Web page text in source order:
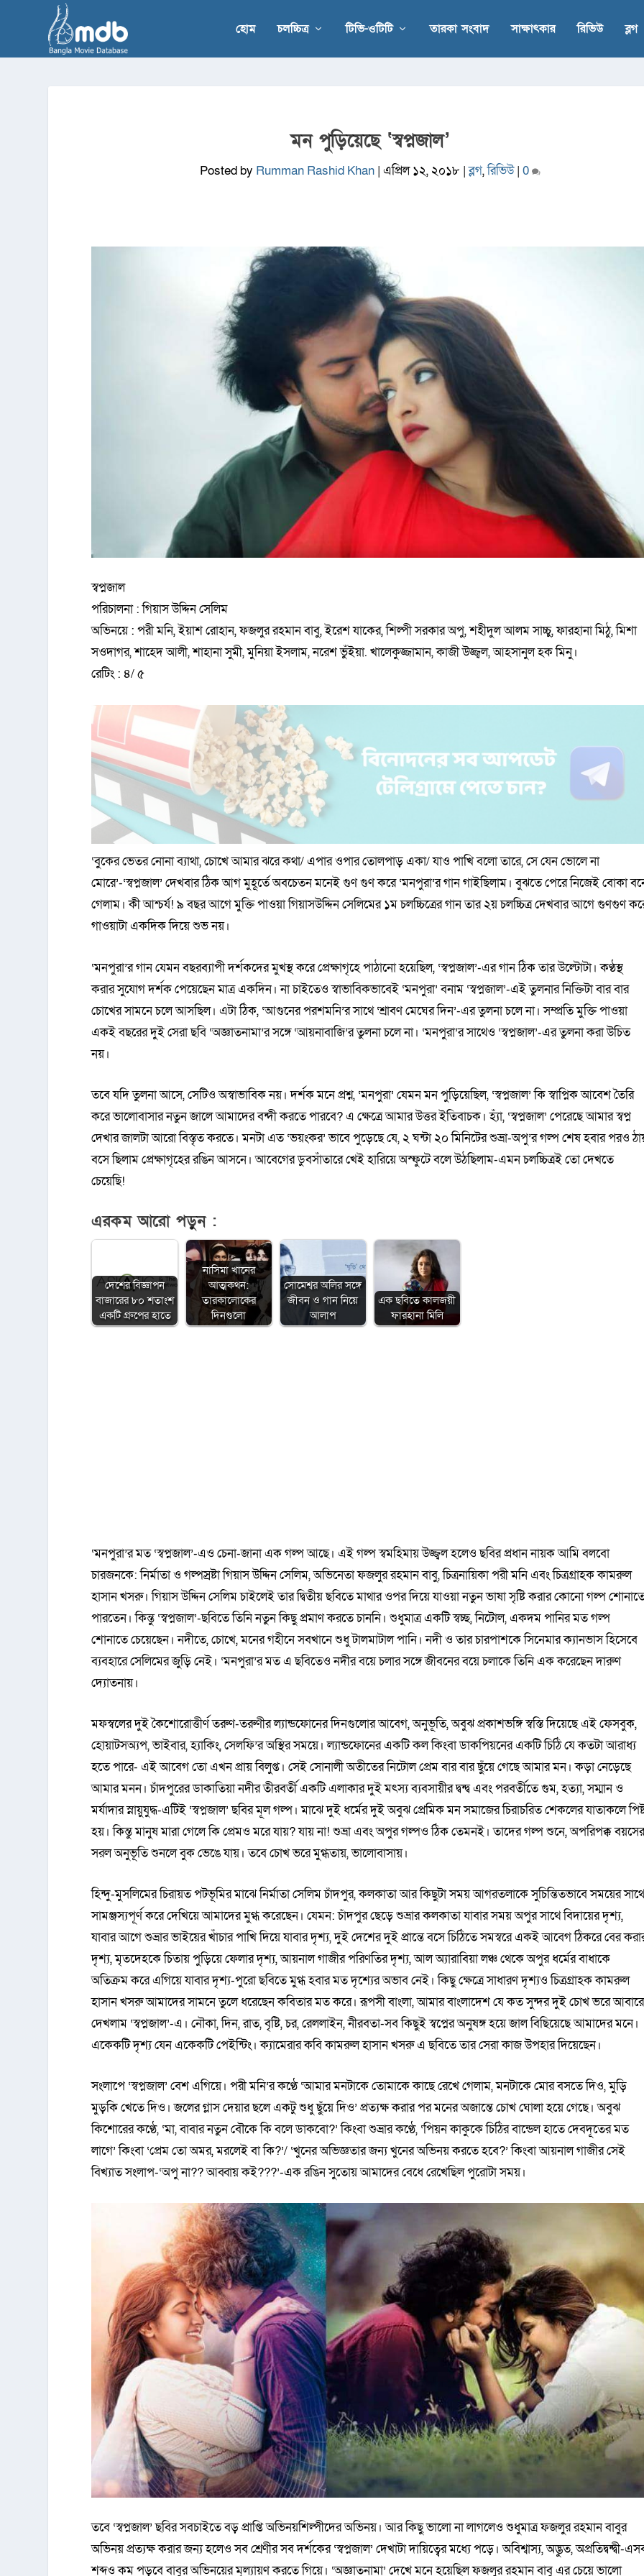
হোম চলচ্চিত্র টিভি-ওটিটি তারকা সংবাদ সাক্ষাৎকার রিভিউ ব্লগ
মন পুড়িয়েছে ‘স্বপ্নজাল’
Posted by Rumman Rashid Khan| এপ্রিল ১২, ২০১৮ |ব্লগ,রিভিউ| 0
স্বপ্নজাল
পরিচালনা : গিয়াস উদ্দিন সেলিম
অভিনয়ে : পরী মনি, ইয়াশ রোহান, ফজলুর রহমান বাবু, ইরেশ যাকের, শিল্পী সরকার অপু, শহীদুল আলম সাচ্চু, ফারহানা মিঠু, মিশা
সওদাগর, শাহেদ আলী, শাহানা সুমী, মুনিয়া ইসলাম, নরেশ ভুঁইয়া. খালেকুজ্জামান, কাজী উজ্জ্বল, আহসানুল হক মিনু।
রেটিং : ৪/ ৫
‘বুকের ভেতর নোনা ব্যাথা, চোখে আমার ঝরে কথা/ এপার ওপার তোলপাড় একা/ যাও পাখি বলো তারে, সে যেন ভোলে না
মোরে’-‘স্বপ্নজাল’ দেখবার ঠিক আগ মুহূর্তে অবচেতন মনেই গুণ গুণ করে ‘মনপুরা’র গান গাইছিলাম। বুঝতে পেরে নিজেই বোকা
গেলাম। কী আশ্চর্য! ৯ বছর আগে মুক্তি পাওয়া গিয়াসউদ্দিন সেলিমের ১ম চলচ্চিত্রের গান তার ২য় চলচ্চিত্র দেখবার আগে গুণগুণ
গাওয়াটা একদিক দিয়ে শুভ নয়।
‘মনপুরা’র গান যেমন বছরব্যাপী দর্শকদের মুখস্থ করে প্রেক্ষাগৃহে পাঠানো হয়েছিল, ‘স্বপ্নজাল’-এর গান ঠিক তার উল্টোটা। কণ্ঠস্থ
করার সুযোগ দর্শক পেয়েছেন মাত্র একদিন। না চাইতেও স্বাভাবিকভাবেই ‘মনপুরা’ বনাম ‘স্বপ্নজাল’-এই তুলনার নিক্তিটা বার বার
চোখের সামনে চলে আসছিল। এটা ঠিক, ‘আগুনের পরশমনি’র সাথে ‘শ্রাবণ মেঘের দিন’-এর তুলনা চলে না। সম্প্রতি মুক্তি পাওয়া
একই বছরের দুই সেরা ছবি ‘অজ্ঞাতনামা’র সঙ্গে ‘আয়নাবাজি’র তুলনা চলে না। ‘মনপুরা’র সাথেও ‘স্বপ্নজাল’-এর তুলনা করা উচিত
নয়।
তবে যদি তুলনা আসে, সেটিও অস্বাভাবিক নয়। দর্শক মনে প্রশ্ন, ‘মনপুরা’ যেমন মন পুড়িয়েছিল, ‘স্বপ্নজাল’ কি স্বাপ্নিক আবেশ তৈরি
করে ভালোবাসার নতুন জালে আমাদের বন্দী করতে পারবে? এ ক্ষেত্রে আমার উত্তর ইতিবাচক। হ্যাঁ, ‘স্বপ্নজাল’ পেরেছে আমার স্বপ্ন
দেখার জালটা আরো বিস্তৃত করতে। মনটা এত ‘ভয়ংকর’ ভাবে পুড়েছে যে, ২ ঘন্টা ২০ মিনিটের শুভ্রা-অপু’র গল্প শেষ হবার পরও
বসে ছিলাম প্রেক্ষাগৃহের রঙিন আসনে। আবেগের ডুবসাঁতারে খেই হারিয়ে অস্ফুটে বলে উঠছিলাম-এমন চলচ্চিত্রই তো দেখতে
চেয়েছি!
এরকম আরো পড়ুন :
দেশের বিজ্ঞাপন
বাজারের ৮০ শতাংশ
একটি গ্রুপের হাতে
নাসিমা খানের
আত্মকথন:
তারকালোকের
দিনগুলো
সোমেশ্বর অলির সঙ্গে
জীবন ও গান নিয়ে
আলাপ
এক ছবিতে কালজয়ী
ফারহানা মিলি
‘মনপুরা’র মত ‘স্বপ্নজাল’-এও চেনা-জানা এক গল্প আছে। এই গল্প স্বমহিমায় উজ্জ্বল হলেও ছবির প্রধান নায়ক আমি বলবো
চারজনকে: নির্মাতা ও গল্পস্রষ্টা গিয়াস উদ্দিন সেলিম, অভিনেতা ফজলুর রহমান বাবু, চিত্রনায়িকা পরী মনি এবং চিত্রগ্রাহক কামরুল
হাসান খসরু। গিয়াস উদ্দিন সেলিম চাইলেই তার দ্বিতীয় ছবিতে মাথার ওপর দিয়ে যাওয়া নতুন ভাষা সৃষ্টি করার কোনো গল্প
পারতেন। কিন্তু ‘স্বপ্নজাল’-ছবিতে তিনি নতুন কিছু প্রমাণ করতে চাননি। শুধুমাত্র একটি স্বচ্ছ, নিটোল, একদম পানির মত গল্প
শোনাতে চেয়েছেন। নদীতে, চোখে, মনের গহীনে সবখানে শুধু টালমাটাল পানি। নদী ও তার চারপাশকে সিনেমার ক্যানভাস হিসেবে
ব্যবহারে সেলিমের জুড়ি নেই। ‘মনপুরা’র মত এ ছবিতেও নদীর বয়ে চলার সঙ্গে জীবনের বয়ে চলাকে তিনি এক করেছেন দারুণ
দ্যোতনায়।
মফস্বলের দুই কৈশোরোত্তীর্ণ তরুণ-তরুণীর ল্যান্ডফোনের দিনগুলোর আবেগ, অনুভূতি, অবুঝ প্রকাশভঙ্গি স্বস্তি দিয়েছে এই ফেসবুক,
হোয়াটসঅ্যপ, ভাইবার, হ্যাকিং, সেলফি’র অস্থির সময়ে। ল্যান্ডফোনের একটি কল কিংবা ডাকপিয়নের একটি চিঠি যে কতটা আরাধ্য
হতে পারে- এই আবেগ তো এখন প্রায় বিলুপ্ত। সেই সোনালী অতীতের নিটোল প্রেম বার বার ছুঁয়ে গেছে আমার মন। কড়া নেড়েছে
আমার মনন। চাঁদপুরের ডাকাতিয়া নদীর তীরবর্তী একটি এলাকার দুই মৎস্য ব্যবসায়ীর দ্বন্দ্ব এবং পরবর্তীতে গুম, হত্যা, সম্মান ও
মর্যাদার স্নায়ুযুদ্ধ-এটিই ‘স্বপ্নজাল’ ছবির মূল গল্প। মাঝে দুই ধর্মের দুই অবুঝ প্রেমিক মন সমাজের চিরাচরিত শেকলের যাতাকলে
হয়। কিন্তু মানুষ মারা গেলে কি প্রেমও মরে যায়? যায় না! শুভ্রা এবং অপুর গল্পও ঠিক তেমনই। তাদের গল্প শুনে, অপরিপক্ক
সরল অনুভূতি শুনলে বুক ভেঙে যায়। তবে চোখ ভরে মুগ্ধতায়, ভালোবাসায়।
হিন্দু-মুসলিমের চিরায়ত পটভূমির মাঝে নির্মাতা সেলিম চাঁদপুর, কলকাতা আর কিছুটা সময় আগরতলাকে সুচিন্তিতভাবে সময়ের
সামঞ্জস্যপূর্ণ করে দেখিয়ে আমাদের মুগ্ধ করেছেন। যেমন: চাঁদপুর ছেড়ে শুভ্রার কলকাতা যাবার সময় অপুর সাথে বিদায়ের দৃশ্য,
যাবার আগে শুভ্রার ভাইয়ের খাঁচার পাখি দিয়ে যাবার দৃশ্য, দুই দেশের দুই প্রান্তে বসে চিঠিতে সমস্বরে একই আবেগ ঠিকরে বের
দৃশ্য, মৃতদেহকে চিতায় পুড়িয়ে ফেলার দৃশ্য, আয়নাল গাজীর পরিণতির দৃশ্য, আল অ্যারাবিয়া লঞ্চ থেকে অপুর ধর্মের বাধাকে
অতিক্রম করে এগিয়ে যাবার দৃশ্য-পুরো ছবিতে মুগ্ধ হবার মত দৃশ্যের অভাব নেই। কিছু ক্ষেত্রে সাধারণ দৃশ্যও চিত্রগ্রাহক কামরুল
হাসান খসরু আমাদের সামনে তুলে ধরেছেন কবিতার মত করে। রূপসী বাংলা, আমার বাংলাদেশ যে কত সুন্দর দুই চোখ ভরে
দেখলাম ‘স্বপ্নজাল’-এ। নৌকা, দিন, রাত, বৃষ্টি, চর, রেললাইন, নীরবতা-সব কিছুই স্বপ্নের অনুষঙ্গ হয়ে জাল বিছিয়েছে আমাদের মনে।
একেকটি দৃশ্য যেন একেকটি পেইন্টিং। ক্যামেরার কবি কামরুল হাসান খসরু এ ছবিতে তার সেরা কাজ উপহার দিয়েছেন।
সংলাপে ‘স্বপ্নজাল’ বেশ এগিয়ে। পরী মনি’র কণ্ঠে ‘আমার মনটাকে তোমাকে কাছে রেখে গেলাম, মনটাকে মোর বসতে দিও, মুড়ি
মুড়কি খেতে দিও। জলের গ্লাস দেয়ার ছলে একটু শুধু ছুঁয়ে দিও’ প্রত্যক্ষ করার পর মনের অজান্তে চোখ ঘোলা হয়ে গেছে। অবুঝ
কিশোরের কণ্ঠে, ‘মা, বাবার নতুন বৌকে কি বলে ডাকবো?’ কিংবা শুভ্রার কণ্ঠে, ‘পিয়ন কাকুকে চিঠির বান্ডেল হাতে দেবদূতের মত
লাগে’ কিংবা ‘প্রেম তো অমর, মরলেই বা কি?’/ ‘খুনের অভিজ্ঞতার জন্য খুনের অভিনয় করতে হবে?’ কিংবা আয়নাল গাজীর সেই
বিখ্যাত সংলাপ-‘অপু না?? আব্বায় কই???’-এক রঙিন সুতোয় আমাদের বেধে রেখেছিল পুরোটা সময়।
তবে ‘স্বপ্নজাল’ ছবির সবচাইতে বড় প্রাপ্তি অভিনয়শিল্পীদের অভিনয়। আর কিছু ভালো না লাগলেও শুধুমাত্র ফজলুর রহমান বাবুর
অভিনয় প্রত্যক্ষ করার জন্য হলেও সব শ্রেণীর সব দর্শকের ‘স্বপ্নজাল’ দেখাটা দায়িত্বের মধ্যে পড়ে। অবিশ্বাস্য, অদ্ভুত, অপ্রতিদ্বন্দ্বী-
শব্দও কম পড়বে বাবুর অভিনয়ের মূল্যায়ণ করতে গিয়ে। ‘অজ্ঞাতনামা’ দেখে মনে হয়েছিল ফজলুর রহমান বাবু এর চেয়ে ভালো